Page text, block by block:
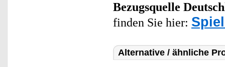
Bezugsquelle
finden Sie hier:
Alternative / ähnliche